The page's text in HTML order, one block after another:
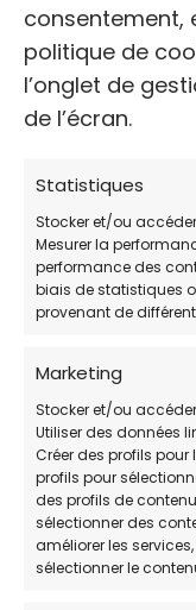
consentement,
politique de
l’onglet de
de l’écran.
Statistiques
Stocker et/ou
Mesurer la
performance des
biais de statistiques
provenant de
Marketing
Stocker et/ou
Utiliser des données
Créer des profils pour
profils pour
des profils de
sélectionner des
améliorer les
sélectionner le
NOM
Refuge
Lieu-dit
11100
+33 4 68
WEB